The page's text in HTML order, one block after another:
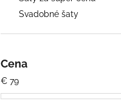
Svadobné šaty
Cena
€ 79
€26